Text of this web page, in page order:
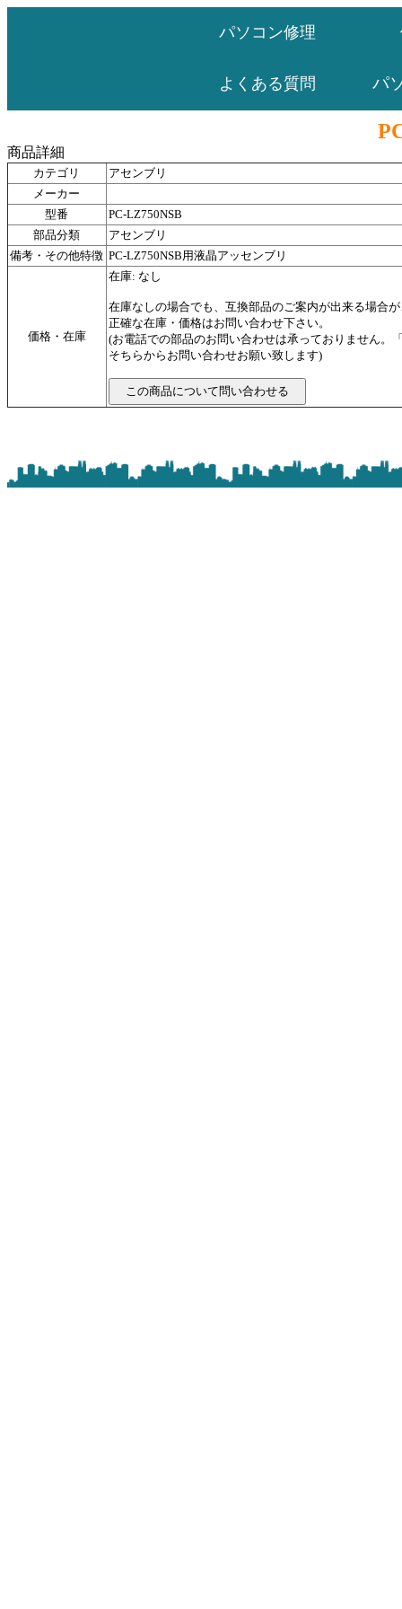
パソコン修理
よくある質問 パ
商品詳細
カテゴリ
アセンブリ
メーカー
型番
PC-LZ750NSB
部品分類
アセンブリ
備考・その他特徴 PC-LZ750NSB用液晶アッセンブリ
価格・在庫
在庫: なし
在庫なしの場合でも、互換部品のご案内が出来る場合
正確な在庫・価格はお問い合わせ下さい。
(お電話での部品のお問い合わせは承っておりません。
そちらからお問い合わせお願い致します)